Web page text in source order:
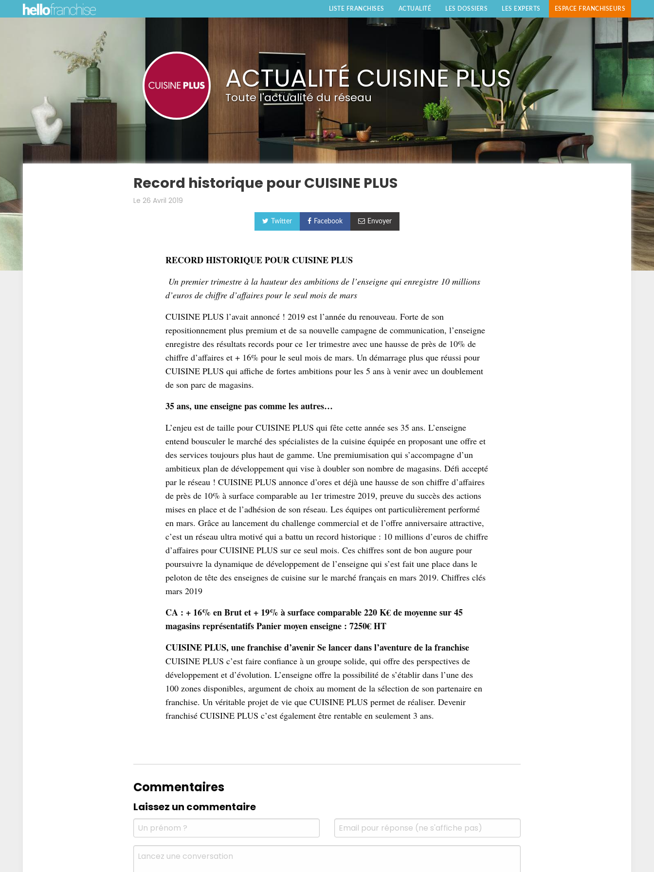
LISTE FRANCHISES ACTUALITÉ LES DOSSIERS LES EXPERTS ESPACE FRANCHISEURS
ACTUALITÉ CUISINE PLUS
Toute l'actualité du réseau
Record historique pour CUISINE PLUS
Le 26 Avril 2019
Twitter Facebook Envoyer
RECORD HISTORIQUE POUR CUISINE PLUS
Un premier trimestre à la hauteur des ambitions de l’enseigne qui enregistre 10 millions
d’euros de chiffre d’affaires pour le seul mois de mars
CUISINE PLUS l’avait annoncé ! 2019 est l’année du renouveau. Forte de son
repositionnement plus premium et de sa nouvelle campagne de communication, l’enseigne
enregistre des résultats records pour ce 1er trimestre avec une hausse de près de 10% de
chiffre d’affaires et + 16% pour le seul mois de mars. Un démarrage plus que réussi pour
CUISINE PLUS qui affiche de fortes ambitions pour les 5 ans à venir avec un doublement
de son parc de magasins.
35 ans, une enseigne pas comme les autres…
L’enjeu est de taille pour CUISINE PLUS qui fête cette année ses 35 ans. L’enseigne
entend bousculer le marché des spécialistes de la cuisine équipée en proposant une offre et
des services toujours plus haut de gamme. Une premiumisation qui s’accompagne d’un
ambitieux plan de développement qui vise à doubler son nombre de magasins. Défi accepté
par le réseau ! CUISINE PLUS annonce d’ores et déjà une hausse de son chiffre d’affaires
de près de 10% à surface comparable au 1er trimestre 2019, preuve du succès des actions
mises en place et de l’adhésion de son réseau. Les équipes ont particulièrement performé
en mars. Grâce au lancement du challenge commercial et de l’offre anniversaire attractive,
c’est un réseau ultra motivé qui a battu un record historique : 10 millions d’euros de chiffre
d’affaires pour CUISINE PLUS sur ce seul mois. Ces chiffres sont de bon augure pour
poursuivre la dynamique de développement de l’enseigne qui s’est fait une place dans le
peloton de tête des enseignes de cuisine sur le marché français en mars 2019. Chiffres clés
mars 2019
CA : + 16% en Brut et + 19% à surface comparable 220 K€ de moyenne sur 45
magasins représentatifs Panier moyen enseigne : 7250€ HT
CUISINE PLUS, une franchise d’avenir Se lancer dans l’aventure de la franchise
CUISINE PLUS c’est faire confiance à un groupe solide, qui offre des perspectives de
développement et d’évolution. L’enseigne offre la possibilité de s’établir dans l’une des
100 zones disponibles, argument de choix au moment de la sélection de son partenaire en
franchise. Un véritable projet de vie que CUISINE PLUS permet de réaliser. Devenir
franchisé CUISINE PLUS c’est également être rentable en seulement 3 ans.
Commentaires
Laissez un commentaire